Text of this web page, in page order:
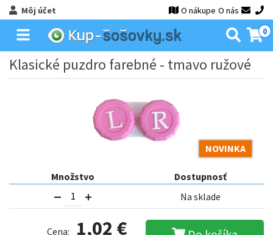
Môj účet O nákupe O nás
0
Klasické puzdro farebné - tmavo ružové
NOVINKA
Množstvo
Dostupnosť
Na sklade
Cena: 1,02 €